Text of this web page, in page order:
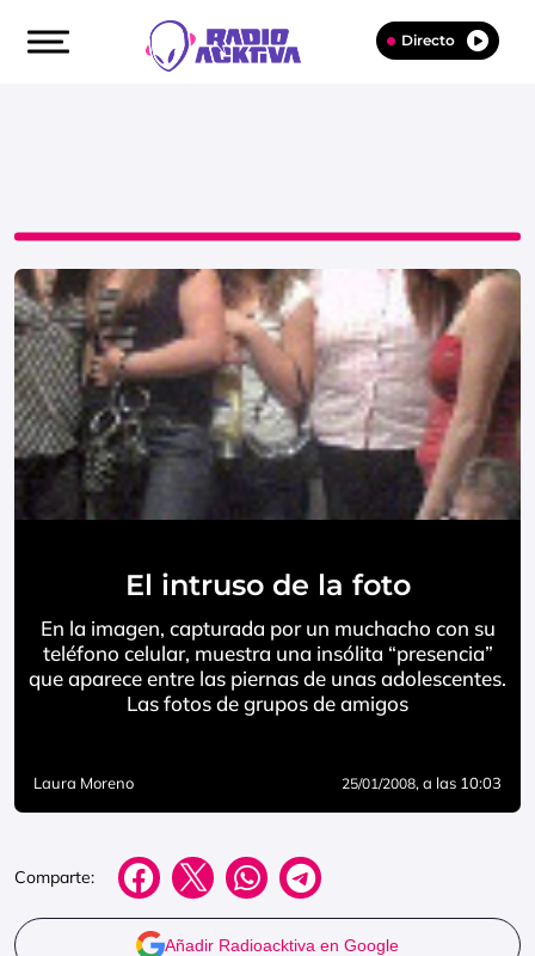
Directo
El intruso de la foto
En la imagen, capturada por un muchacho con su
teléfono celular, muestra una insólita “presencia”
que aparece entre las piernas de unas adolescentes.
Las fotos de grupos de amigos
Laura Moreno 25/01/2008, a las 10:03
Comparte:
Añadir Radioacktiva en Google